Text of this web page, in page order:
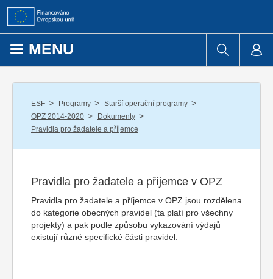
Přejít k obsahu
MENU
ESF / Programy / Starší operační programy /
OPZ 2014-2020 / Dokumenty /
Pravidla pro žadatele a příjemce
Pravidla pro žadatele a příjemce v OPZ
Pravidla pro žadatele a příjemce v OPZ jsou rozdělena
do kategorie obecných pravidel (ta platí pro všechny
projekty) a pak podle způsobu vykazování výdajů
existují různé specifické části pravidel.